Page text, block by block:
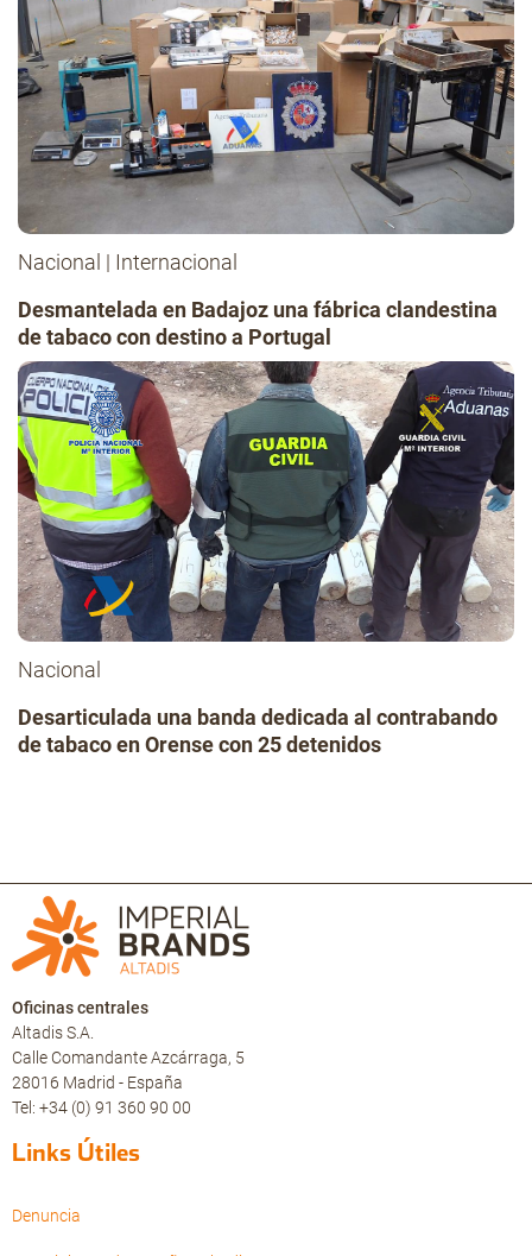
Nacional | Internacional
Desmantelada en Badajoz una fábrica clandestina
de tabaco con destino a Portugal
Nacional
Desarticulada una banda dedicada al contrabando
de tabaco en Orense con 25 detenidos
Oficinas centrales
Altadis S.A.
Calle Comandante Azcárraga, 5
28016 Madrid - España
Tel: +34 (0) 91 360 90 00
Links Útiles
Denuncia